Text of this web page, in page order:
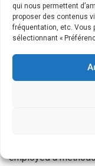
qui nous permettent
proposer des contenus
fréquentation, etc. Vous
sélectionnant «
In September 2015,
academic studies in
Université du
in the community
Brian Mishara. Her
will address the
of these
conducted among
employed a